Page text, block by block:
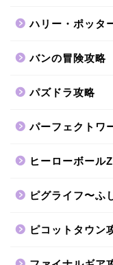
ハリー・ポッタ
バンの冒険攻略
パズドラ攻略
パーフェクトワ
ヒーローボール
ピグライフ〜ふ
ピコットタウン